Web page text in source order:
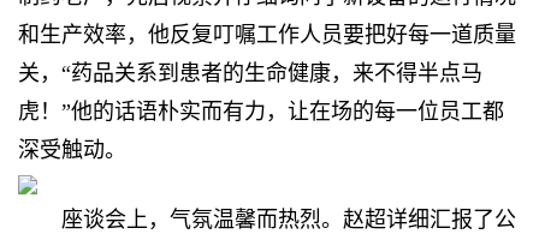
和生产效率，他反复叮嘱工作人员要把好每一道质量
关，“药品关系到患者的生命健康，来不得半点马
虎！”他的话语朴实而有力，让在场的每一位员工都
深受触动。
座谈会上，气氛温馨而热烈。赵超详细汇报了公